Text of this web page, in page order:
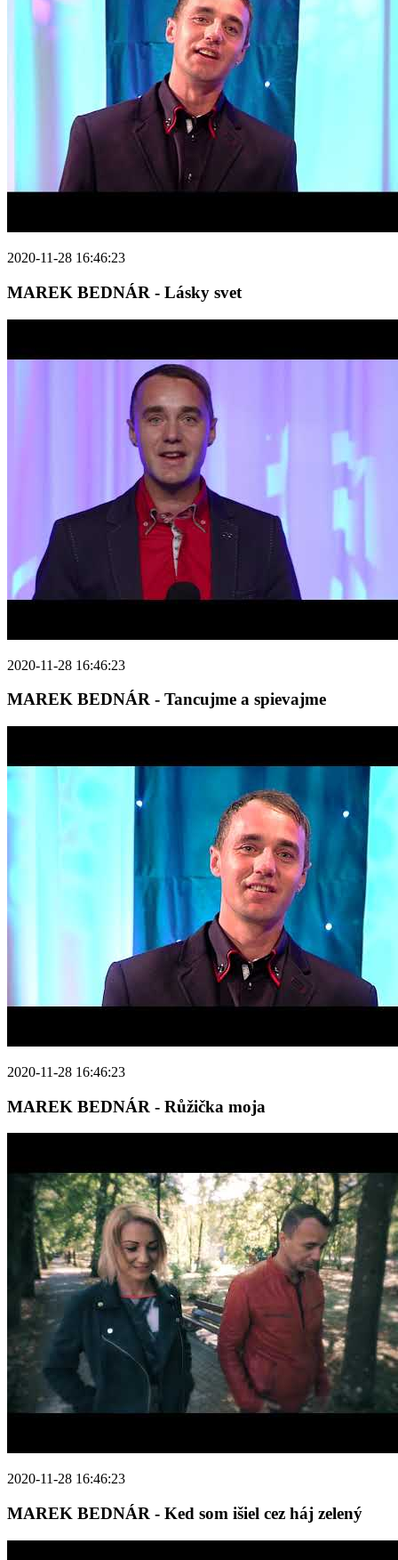
2020-11-28 16:46:23
MAREK BEDNÁR - Lásky svet
2020-11-28 16:46:23
MAREK BEDNÁR - Tancujme a spievajme
2020-11-28 16:46:23
MAREK BEDNÁR - Růžička moja
2020-11-28 16:46:23
MAREK BEDNÁR - Ked som išiel cez háj zelený